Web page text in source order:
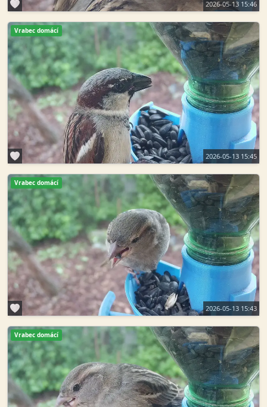
2026-05-13 15:46
Vrabec domácí
2026-05-13 15:45
Vrabec domácí
2026-05-13 15:43
Vrabec domácí